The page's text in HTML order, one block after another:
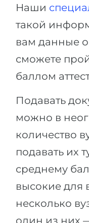
Наши
такой
вам данные о
сможете
баллом
Подавать
можно в
количество
подавать их
среднему
высокие для
несколько
один из них